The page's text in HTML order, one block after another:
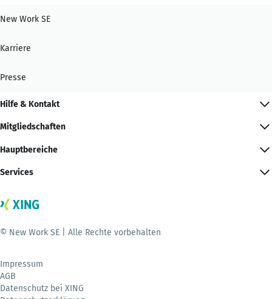
New Work SE
Karriere
Presse
Hilfe & Kontakt
Mitgliedschaften
Hauptbereiche
Services
© New Work SE | Alle Rechte vorbehalten
Impressum
AGB
Datenschutz bei XING